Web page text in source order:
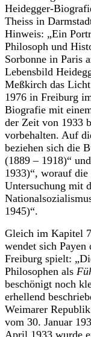
Heidegger-
Theiss in
Hinweis: „Ein
Philosoph und
Sorbonne in Paris
Lebensbild
Meßkirch das
1976 in Freiburg
Biografie mit
der Zeit von 1933
vorbehalten. Auf
beziehen sich die
(1889 – 1918)“
1933)“, worauf
Untersuchung mit
1945)“.
Gleich im Kapitel
wendet sich
Freiburg spielt:
Philosophen als
beschönigt noch
erhellend
Weimarer
vom 30. Januar
April 1933 wurde